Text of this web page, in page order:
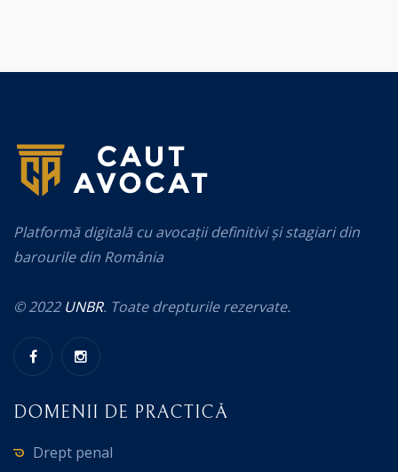
Platformă digitală cu avocații definitivi și stagiari din
barourile din România
© 2022 UNBR. Toate drepturile rezervate.
DOMENII DE PRACTICĂ
Drept penal